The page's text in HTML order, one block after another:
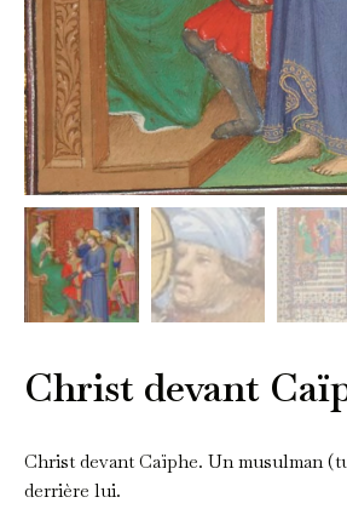
Christ devant
Christ devant Caïphe. Un musulman
derrière lui.